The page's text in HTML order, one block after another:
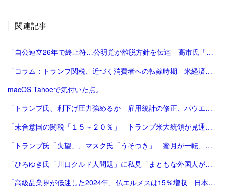
関連記事
「自公連立26年で終止符…公明党が離脱方針を伝達 高市氏「一方的に…大変残念」斉藤氏「誠に不十分…いったん白紙」｜FNNプライムオンライン」
「コラム：トランプ関税、近づく消費者への転嫁時期 米経済にどう影響 | ロイター」
macOS Tahoeで気付いた点。
「トランプ氏、利下げ圧力強めるか 雇用統計の修正、パウエル氏に逆風 [トランプ再来][トランプ関税]：朝日新聞」
「未合意国の関税「１５～２０％」 トランプ米大統領が見通し：時事ドットコム」
「トランプ氏「失望」、マスク氏「うそつき」 蜜月が一転、非難の応酬 | 毎日新聞」
「ひろゆき氏「川口クルド人問題」に私見「まともな外国人が損するので不法就労には厳しくすべき」 - 芸能 : 日刊スポーツ」
「高級品業界が低迷した2024年、仏エルメスは15％増収 日本が成長をけん引 | Forbes」